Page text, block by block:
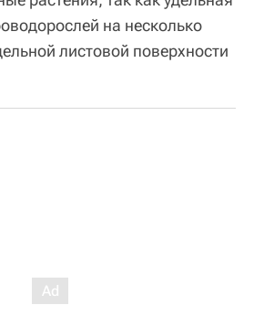
на несколько
листовой поверхности